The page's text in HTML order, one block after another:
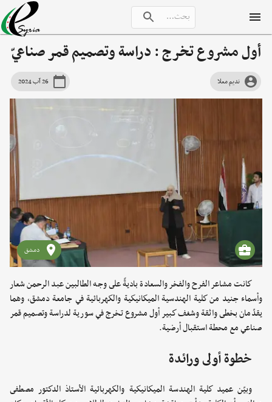
أول مشروع تخرج : دراسة وتصميم قمر صناعيّ
نديم معلا 26 آب 2024
دمشق
كانت مشاعر الفرح والفخر والسعادة باديةً على وجه الطالبين عبد الرحمن شعار
وأسماء جنيد من كلية الهندسية الميكانيكية والكهربائية في جامعة دمشق، وهما
يقدّمان بخطى واثقة وشغف كبير أول مشروع تخرج في سورية لدراسة وتصميم قمر
صناعي مع محطة استقبال أرضية.
خطوة أولى ورائدة
وبيّن عميد كلية الهندسة الميكانيكية والكهربائية الأستاذ الدكتور مصطفى